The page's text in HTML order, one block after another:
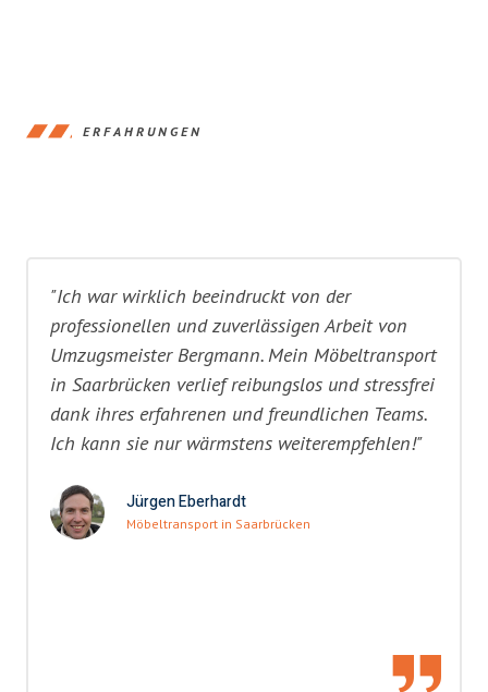
ERFAHRUNGEN
"Ich war wirklich beeindruckt von der
professionellen und zuverlässigen Arbeit von
Umzugsmeister Bergmann. Mein Möbeltransport
in Saarbrücken verlief reibungslos und stressfrei
dank ihres erfahrenen und freundlichen Teams.
Ich kann sie nur wärmstens weiterempfehlen!"
Jürgen Eberhardt
Möbeltransport in Saarbrücken